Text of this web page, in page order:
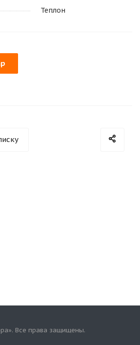
Теплон
Все права защищены.